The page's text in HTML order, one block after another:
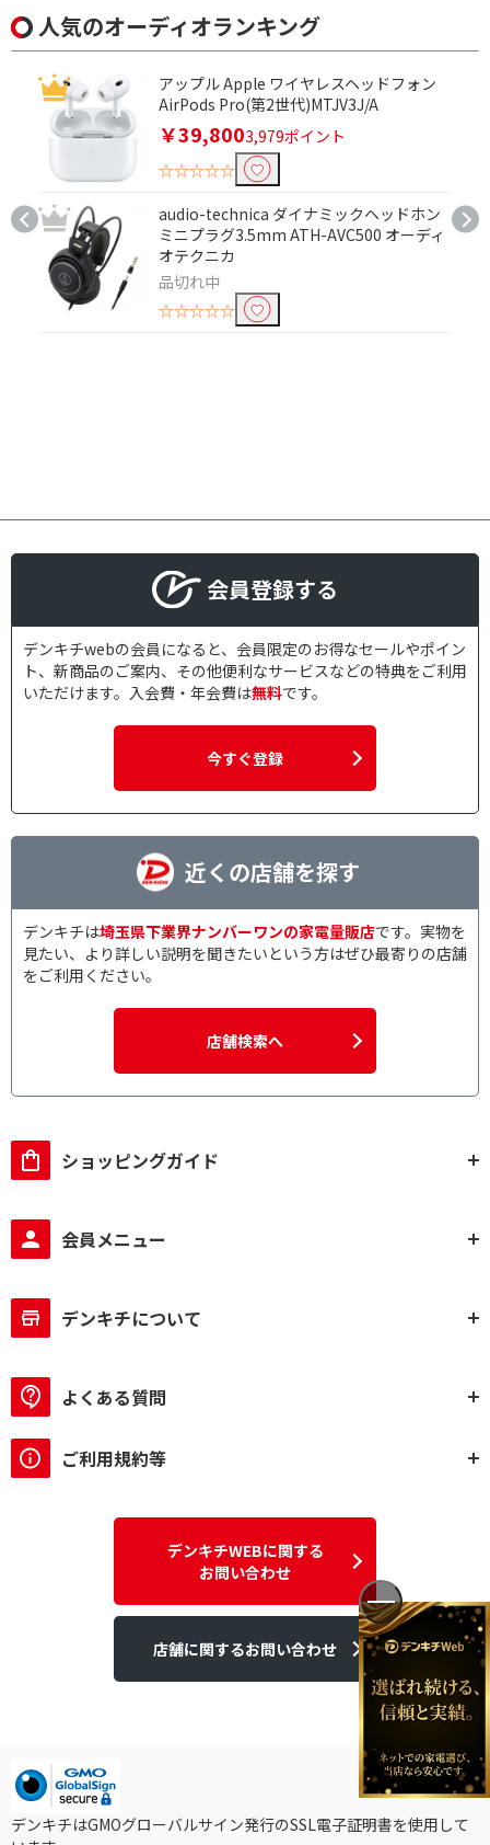
ノイズキャンセリング機能で絞り込む
ノイズキャンセリング
対応
骨伝導で絞り込む
骨伝導
Bluetoothマルチペアリングで絞り込む
9台
ドライバで絞り込む
ダイナミック
リモコン・マイクで絞り込む
リモコン・マイク対応
リモコン対応
マイク対応
片耳使用で絞り込む
両耳可 片耳使用不可
専用アプリで絞り込む
専用アプリ対応 専用アプリ非対応
ステレオ・モノラルで絞り込む
ステレオタイプ
本体形状で絞り込む
丸型 角型
ハンズフリー通話対応
オートスタンバイで絞り込む
ハイレゾ対応
スピーカータイプで絞り込む
bluetoothで絞り込む
Bluetooth非対応
USBメモリで絞り込む
再生のみ 非対応
再生のみ
PC接続で絞り込む
人気のオーディオランキング
アップル Apple ワイヤレスヘッドフォン
AirPods Pro(第2世代)MTJV3J/A
￥39,8003,979ポイント
☆☆☆☆☆
audio-technica ダイナミックヘッドホン
ミニプラグ3.5mm ATH-AVC500 オーディ
オテクニカ
品切れ中
☆☆☆☆☆
会員登録する
デンキチwebの会員になると、会員限定のお得なセールやポイン
ト、新商品のご案内、その他便利なサービスなどの特典をご利用
いただけます。入会費・年会費は無料です。
今すぐ登録
近くの店舗を探す
デンキチは埼玉県下業界ナンバーワンの家電量販店です。実物を
見たい、より詳しい説明を聞きたいという方はぜひ最寄りの店舗
をご利用ください。
店舗検索へ
ショッピングガイド
会員メニュー
デンキチについて
よくある質問
ご利用規約等
デンキチWEBに関する
お問い合わせ
店舗に関するお問い合わせ
デンキチはGMOグローバルサイン発行のSSL電子証明書を使用して